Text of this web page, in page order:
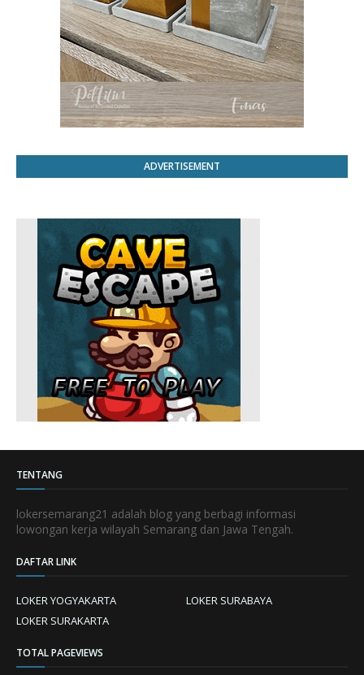
ADVERTISEMENT
TENTANG
lokersemarang21 adalah blog yang berbagi informasi
lowongan kerja wilayah Semarang dan Jawa Tengah.
DAFTAR LINK
LOKER YOGYAKARTA
LOKER SURABAYA
LOKER SURAKARTA
TOTAL PAGEVIEWS